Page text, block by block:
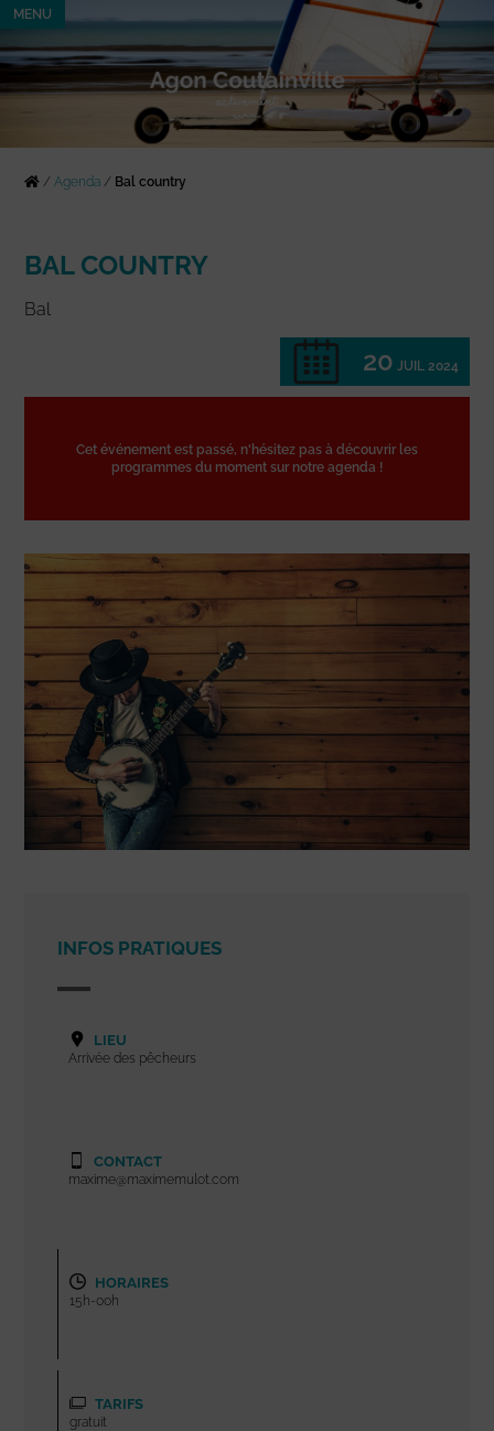
MENU
/Agenda / Bal country
BAL COUNTRY
Bal
20 JUIL 2024
Cet événement est passé, n'hésitez pas à découvrir les
programmes du moment sur notre agenda !
INFOS PRATIQUES
LIEU
Arrivée des pêcheurs
CONTACT
maxime@maximemulot.com
HORAIRES
15h-00h
TARIFS
gratuit